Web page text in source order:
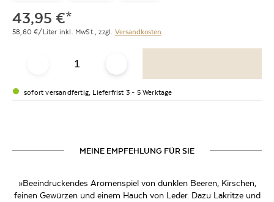
43,95 €*
58,60 €/Liter inkl. MwSt., zzgl. Versandkosten
sofort versandfertig, Lieferfrist 3 - 5 Werktage
MEINE EMPFEHLUNG FÜR SIE
»Beeindruckendes Aromenspiel von dunklen Beeren, Kirschen,
feinen Gewürzen und einem Hauch von Leder. Dazu Lakritze und